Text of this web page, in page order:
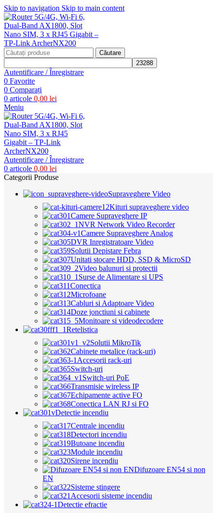
Skip to navigation Skip to main content
Căutare
Autentificare / Înregistrare
0 Favorite
0 Comparați
0 articole 0,00 lei
Meniu
Autentificare / Înregistrare
0 articole 0,00 lei
Categorii Produse
Supraveghere Video
Kituri supraveghere video
Camere Supraveghere IP
NVR Network Video Recorder
Camere Supraveghere Analog
DVR Inregistratoare Video
Solutii Depistare Febra
Unitati stocare HDD, SSD & MicroSD
Video balunuri si protectii
Surse de Alimentare si UPS
Conectica
Microfoane
Cabluri si Adaptoare Video
Doze jonctiuni si cabinete
Monitoare si videodecodere
Retelistica
Solutii MikroTik
Cabinete metalice (rack-uri)
Accesorii rack-uri
Switch-uri
Switch-uri PoE
Transmisie wireless IP
Echipamente active FO
Conectica LAN RJ si FO
Detectie incendiu
Centrale incendiu
Detectori incendiu
Butoane incendiu
Module incendiu
Sirene incendiu
Difuzoare EN54 si non
EN
Sisteme stingere
Accesorii sisteme incendiu
Detectie efractie